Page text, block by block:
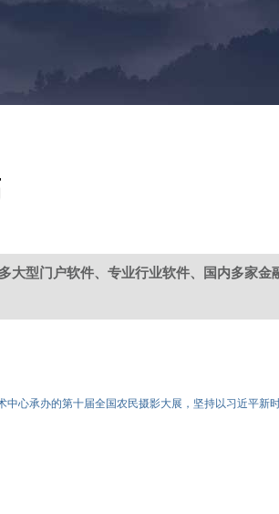
大型门户软件、专业行业软件、国内多家金
心承办的第十届全国农民摄影大展，坚持以习近平新